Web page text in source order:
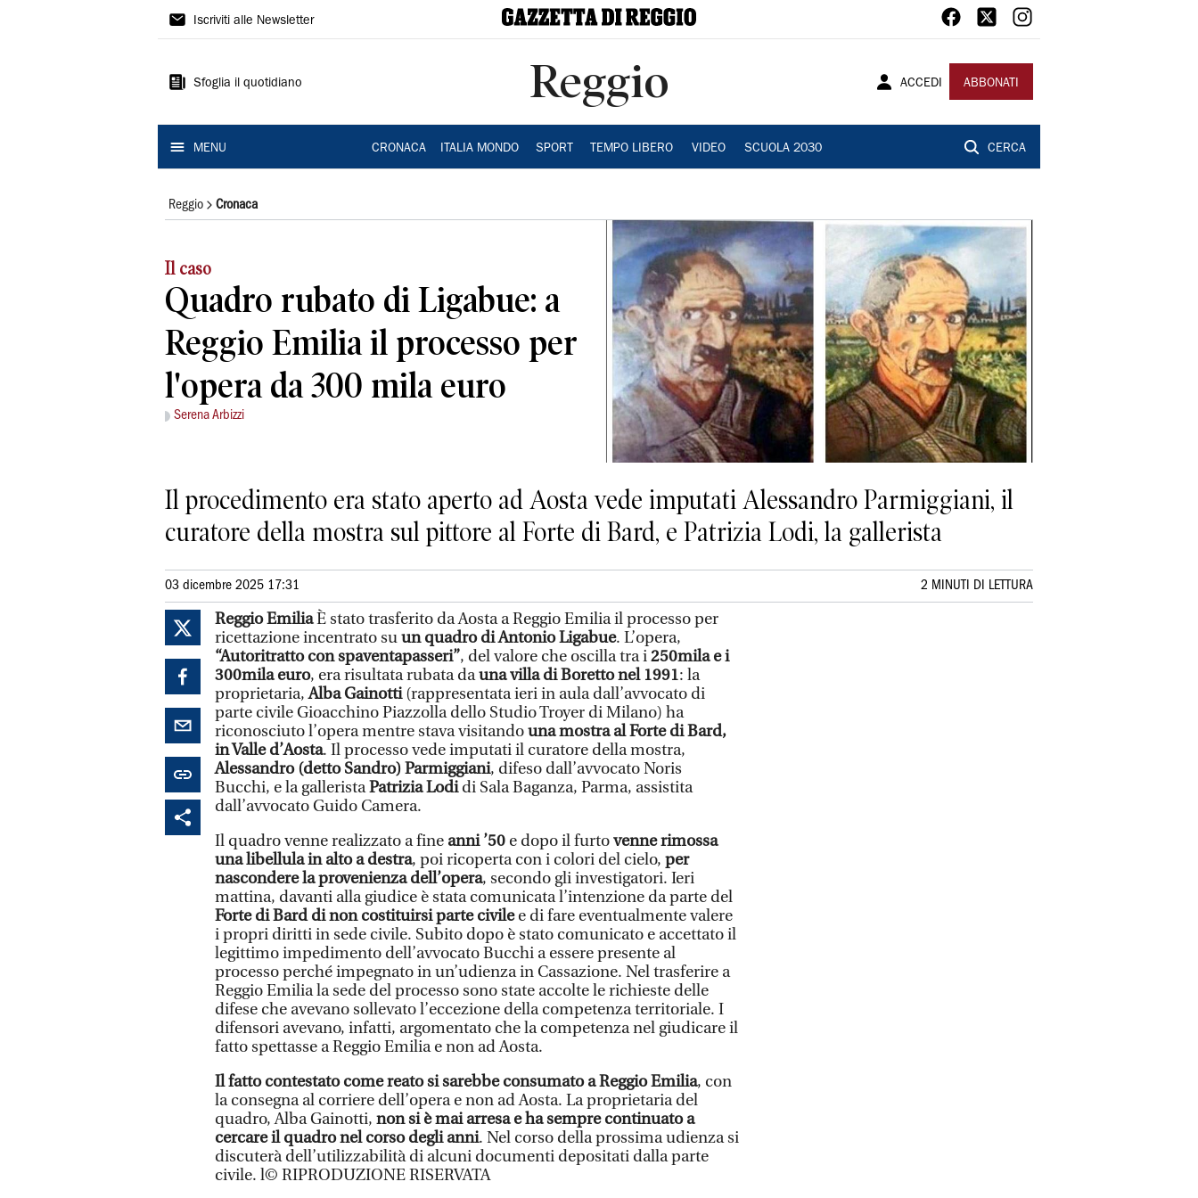
Gazzetta
Reggio
Iscriviti alle Newsletter
Sfoglia il quotidiano Reggio ACCEDI ABBONATI
MENU CRONACA ITALIA MONDO SPORT TEMPO LIBERO VIDEO SCUOLA 2030 CERCA
Reggio Cronaca
Il caso
Quadro rubato di Ligabue: a
Reggio Emilia il processo per
l'opera da 300 mila euro
Serena Arbizzi
Il procedimento era stato aperto ad Aosta vede imputati Alessandro Parmiggiani, il
curatore della mostra sul pittore al Forte di Bard, e Patrizia Lodi, la gallerista
03 dicembre 2025 17:31 2 MINUTI DI LETTURA
Reggio EmiliaÈ stato trasferito da Aosta a Reggio Emilia il processo per
ricettazione incentrato suun quadro di Antonio Ligabue. L’opera,
“Autoritratto con spaventapasseri”, del valore che oscilla tra i250mila e i
300mila euro, era risultata rubata dauna villa di Boretto nel 1991: la
proprietaria,Alba Gainotti(rappresentata ieri in aula dall’avvocato di
parte civile Gioacchino Piazzolla dello Studio Troyer di Milano) ha
riconosciuto l’opera mentre stava visitandouna mostra al Forte di Bard,
in Valle d’Aosta. Il processo vede imputati il curatore della mostra,
Alessandro (detto Sandro) Parmiggiani, difeso dall’avvocato Noris
Bucchi, e la galleristaPatrizia Lodidi Sala Baganza, Parma, assistita
dall’avvocato Guido Camera.
Il quadro venne realizzato a fine anni ’50 e dopo il furtovenne rimossa
una libellula in alto a destra, poi ricoperta con i colori del cielo, per
nascondere la provenienza dell’opera, secondo gli investigatori. Ieri
mattina, davanti alla giudice è stata comunicata l’intenzione da parte del
Forte di Bard di non costituirsi parte civilee di fare eventualmente valere
i propri diritti in sede civile. Subito dopo è stato comunicato e accettato il
legittimo impedimento dell’avvocato Bucchi a essere presente al
processo perché impegnato in un’udienza in Cassazione. Nel trasferire a
Reggio Emilia la sede del processo sono state accolte le richieste delle
difese che avevano sollevato l’eccezione della competenza territoriale. I
difensori avevano, infatti, argomentato che la competenza nel giudicare il
fatto spettasse a Reggio Emilia e non ad Aosta.
Il fatto contestato come reato si sarebbe consumato a Reggio Emilia, con
la consegna al corriere dell’opera e non ad Aosta. La proprietaria del
quadro, Alba Gainotti, non si è mai arresa e ha sempre continuato a
cercare il quadro nel corso degli anni. Nel corso della prossima udienza si
discuterà dell’utilizzabilità di alcuni documenti depositati dalla parte
civile. l© RIPRODUZIONE RISERVATA